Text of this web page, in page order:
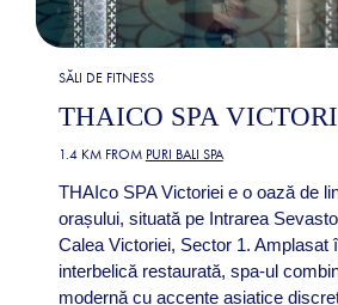
SĂLI DE FITNESS
THAICO SPA
1.4 KM FROM PURI BALI SPA
THAIco SPA Victoriei e o oază de
orașului, situată pe Intrarea
Calea Victoriei, Sector 1. Amplasat
interbelică restaurată, spa-ul
modernă cu accente asiatice